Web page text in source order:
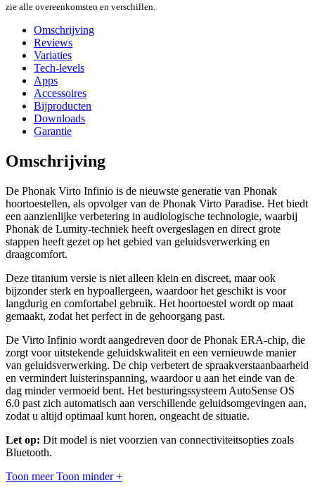
zie alle overeenkomsten en verschillen.
Omschrijving
Reviews
Variaties
Tech-levels
Apps
Accessoires
Bijproducten
Downloads
Garantie
Omschrijving
De Phonak Virto Infinio is de nieuwste generatie van Phonak
hoortoestellen, als opvolger van de Phonak Virto Paradise. Het biedt
een aanzienlijke verbetering in audiologische technologie, waarbij
Phonak de Lumity-techniek heeft overgeslagen en direct grote
stappen heeft gezet op het gebied van geluidsverwerking en
draagcomfort.
Deze titanium versie is niet alleen klein en discreet, maar ook
bijzonder sterk en hypoallergeen, waardoor het geschikt is voor
langdurig en comfortabel gebruik. Het hoortoestel wordt op maat
gemaakt, zodat het perfect in de gehoorgang past.
De Virto Infinio wordt aangedreven door de Phonak ERA-chip, die
zorgt voor uitstekende geluidskwaliteit en een vernieuwde manier
van geluidsverwerking. De chip verbetert de spraakverstaanbaarheid
en vermindert luisterinspanning, waardoor u aan het einde van de
dag minder vermoeid bent. Het besturingssysteem AutoSense OS
6.0 past zich automatisch aan verschillende geluidsomgevingen aan,
zodat u altijd optimaal kunt horen, ongeacht de situatie.
Let op: Dit model is niet voorzien van connectiviteitsopties zoals
Bluetooth.
Toon meer Toon minder +